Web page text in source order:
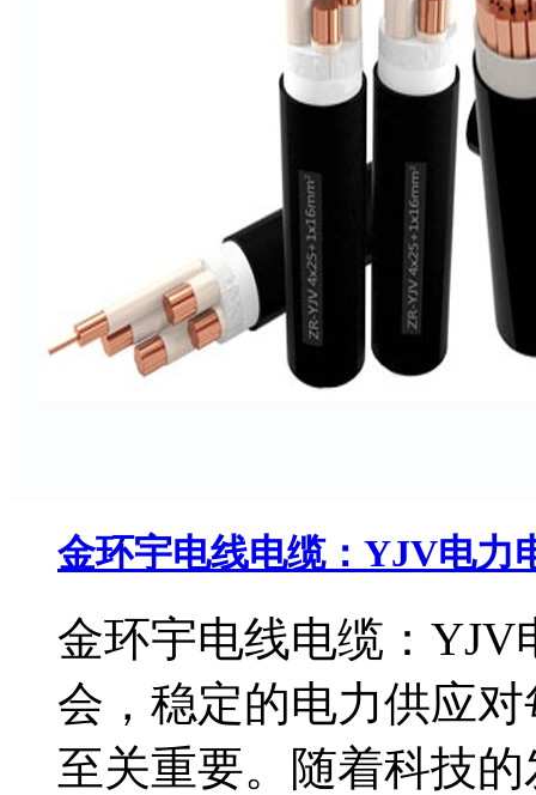
金环宇电线电缆：YJV电力
金环宇电线电缆：
会，稳定的电力供应
至关重要。随着科技